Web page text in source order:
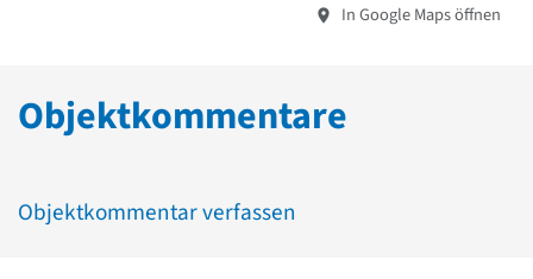
In Google Maps öffnen
Objektkommentare
Objektkommentar verfassen